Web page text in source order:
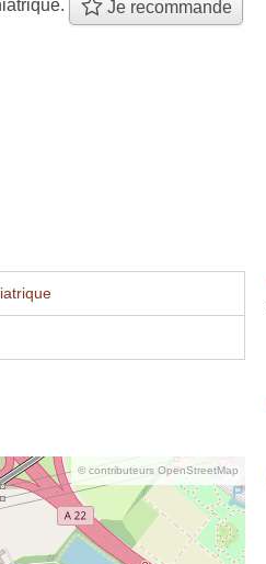
Je recommande
© contributeurs OpenStreetMap